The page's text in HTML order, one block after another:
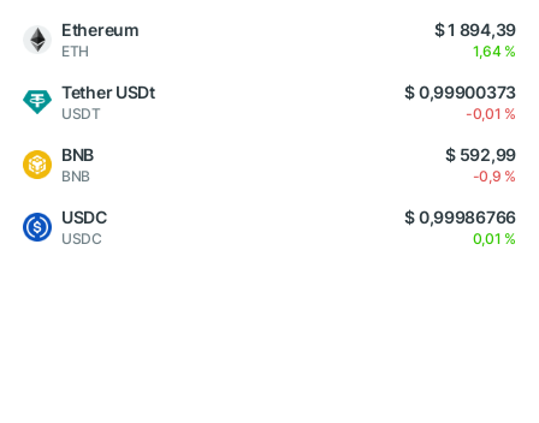
Ethereum
ETH
$ 1 894,39
1,64 %
Tether USDt
USDT
$ 0,99900373
-0,01 %
BNB
BNB
$ 592,99
-0,9 %
USDC
USDC
$ 0,99986766
0,01 %